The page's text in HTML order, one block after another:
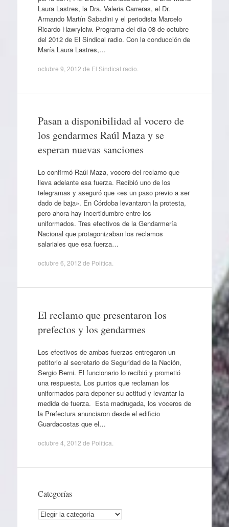
Laura Lastres, la Dra. Valeria Carreras, el Dr.
Armando Martín Sabadini y el periodista Marcelo
Ricardo Hawrylciw. Programa del día 08 de octubre
del 2012 de El Sindical radio. Con la conducción de
María Laura Lastres,…
octubre 9, 2012 de El Sindical radio
Pasan a disponibilidad al vocero de
los gendarmes Raúl Maza y se
esperan nuevas sanciones
Lo confirmó Raúl Maza, vocero del reclamo que
lleva adelante esa fuerza. Recibió uno de los
telegramas y aseguró que «es un paso previo a ser
dado de baja». En Córdoba levantaron la protesta,
pero ahora hay incertidumbre entre los
uniformados. Tres efectivos de la Gendarmería
Nacional que protagonizaban los reclamos
salariales que esa fuerza…
octubre 6, 2012 de Política
El reclamo que presentaron los
prefectos y los gendarmes
Los efectivos de ambas fuerzas entregaron un
petitorio al secretario de Seguridad de la Nación,
Sergio Berni. El funcionario lo recibió y prometió
una respuesta. Los puntos que reclaman los
uniformados para deponer su actitud y levantar la
medida de fuerza. Esta madrugada, los voceros de
la Prefectura anunciaron desde el edificio
Guardacostas que el…
octubre 4, 2012 de Política
Categorías
Categorías